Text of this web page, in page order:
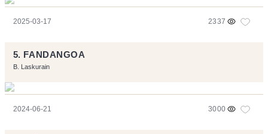
2025-03-17 2337
5. FANDANGOA
B. Laskurain
2024-06-21 3000